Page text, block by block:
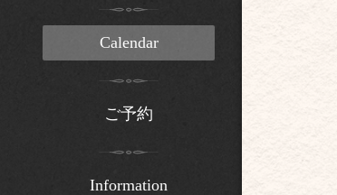
Calendar
ご予約
Information